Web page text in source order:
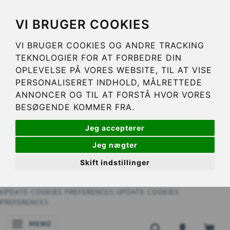
VI BRUGER COOKIES
VI BRUGER COOKIES OG ANDRE TRACKING
TEKNOLOGIER FOR AT FORBEDRE DIN
OPLEVELSE PÅ VORES WEBSITE, TIL AT VISE
PERSONALISERET INDHOLD, MÅLRETTEDE
ANNONCER OG TIL AT FORSTÅ HVOR VORES
BESØGENDE KOMMER FRA.
Jeg accepterer
Jeg nægter
Skift indstillinger
UPDATE COOKIES PREFERENCES
UPDATE COOKIES
PREFERENCES
NAVEGACIÓN DE PALANCA
MENÚ